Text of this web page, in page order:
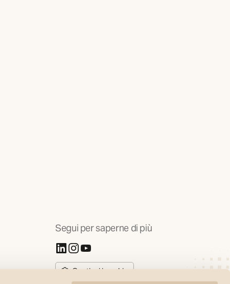
Segui per saperne di più
(Si apre in una nuova scheda)
(Si apre in una nuova scheda)
(Si apre in una nuova scheda)
Gestisci i cookie